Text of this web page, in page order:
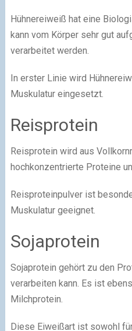
Hühnereiweiß hat eine
kann vom Körper sehr gut
verarbeitet werden.
In erster Linie wird
Muskulatur eingesetzt.
Reisprotein
Reisprotein wird aus
hochkonzentrierte Proteine
Reisproteinpulver ist
Muskulatur geeignet.
Sojaprotein
Sojaprotein gehört zu den
verarbeiten kann. Es ist
Milchprotein.
Diese Eiweißart ist sowohl